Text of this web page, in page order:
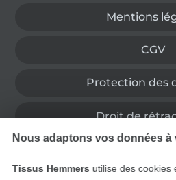
Mentions
CGV
Protection des
Droit de
Nous adaptons vos données à
Tissus Hemmers utilise des cookies